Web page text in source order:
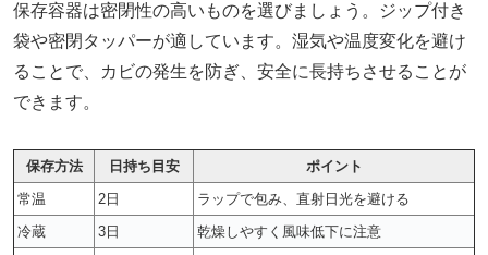
保存容器は密閉性の高いものを選びましょう。ジップ付き
袋や密閉タッパーが適しています。湿気や温度変化を避け
ることで、カビの発生を防ぎ、安全に長持ちさせることが
できます。
保存方法 日持ち目安
ポイント
常温
2日
ラップで包み、直射日光を避ける
冷蔵
3日
乾燥しやすく風味低下に注意